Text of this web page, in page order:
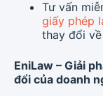
Tư vấn
giấy phép
thay đổi
EniLaw – Giải
đổi của doanh